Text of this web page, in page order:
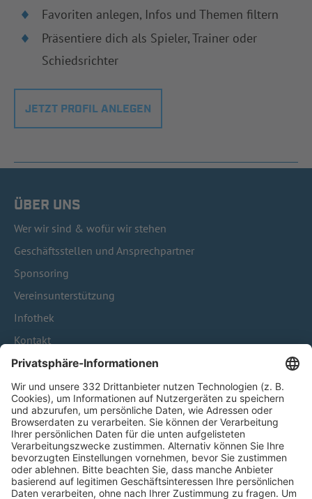
Favoriten anlegen, Infos und Themen filtern
Präsentiere dich als Spieler, Trainer oder
Schiedsrichter
JETZT PROFIL ANLEGEN
ÜBER UNS
Wer wir sind & wofür wir stehen
Geschäftsstellen und Ansprechpartner
Sponsoring
Vereinsunterstützung
Infothek
Kontakt
HÄUFIG BESUCHTE SEITEN
Pässe und Vereinswechsel
Trainerausbildung
Schulungsangebot Vereinsmitarbeiter
BFV-Geschäftsstellen
Trainerbörse